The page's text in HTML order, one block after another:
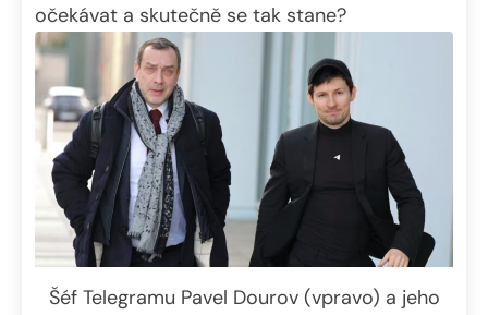
očekávat a skutečně se tak stane?
Šéf Telegramu Pavel Dourov (vpravo) a jeho